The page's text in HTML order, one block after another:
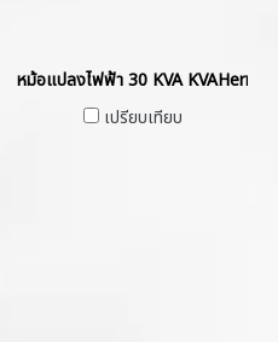
Sealed without Gas
หม้อแปลงไฟฟ้า 30 KVA
เปรียบเทียบ